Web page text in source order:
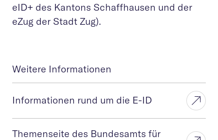
eID+ des Kantons Schaffhausen und der
eZug der Stadt Zug).
Weitere Informationen
Informationen rund um die E-ID
Themenseite des Bundesamts für